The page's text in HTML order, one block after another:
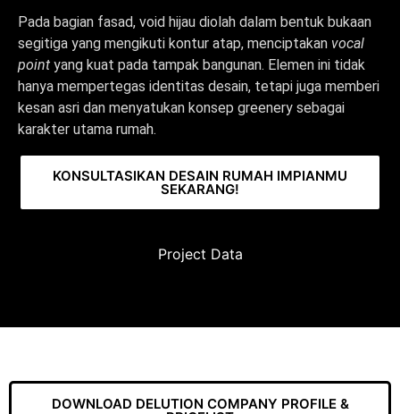
Project Data
Pada bagian fasad, void hijau diolah dalam bentuk bukaan
segitiga yang mengikuti kontur atap, menciptakan vocal
point yang kuat pada tampak bangunan. Elemen ini tidak
hanya mempertegas identitas desain, tetapi juga memberi
kesan asri dan menyatukan konsep greenery sebagai
karakter utama rumah.
KONSULTASIKAN DESAIN RUMAH IMPIANMU
SEKARANG!
DOWNLOAD DELUTION COMPANY PROFILE &